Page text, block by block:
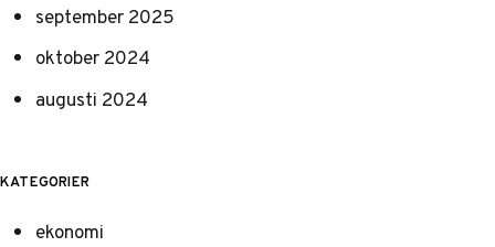
september 2025
oktober 2024
augusti 2024
KATEGORIER
ekonomi